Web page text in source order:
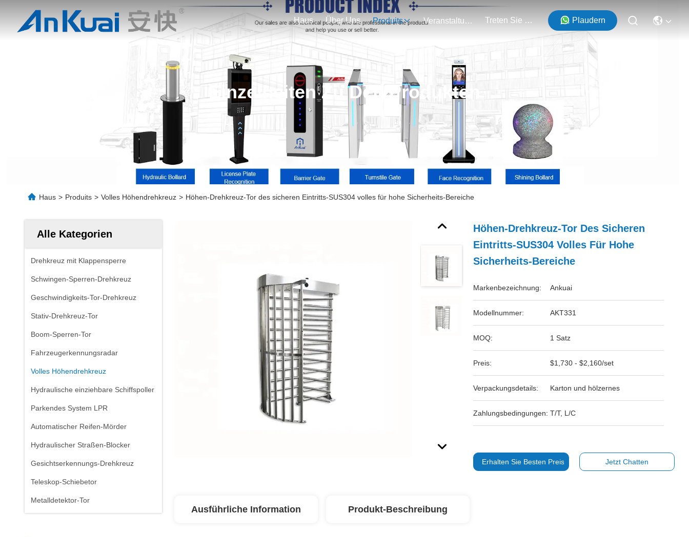
Haus Über Uns Produits Veranstaltungen Treten Sie Mit Uns In Verbindung Plaudern
Einzelheiten Zu Den Produkten
Haus > Produits > Volles Höhendrehkreuz > Höhen-Drehkreuz-Tor des sicheren Eintritts-SUS304 volles für hohe Sicherheits-Bereiche
Alle Kategorien
Drehkreuz mit Klappensperre
Schwingen-Sperren-Drehkreuz
Geschwindigkeits-Tor-Drehkreuz
Stativ-Drehkreuz-Tor
Boom-Sperren-Tor
Fahrzeugerkennungsradar
Volles Höhendrehkreuz
Hydraulische einziehbare Schiffspoller
Parkendes System LPR
Automatischer Reifen-Mörder
Hydraulischer Straßen-Blocker
Gesichtserkennungs-Drehkreuz
Teleskop-Schiebetor
Metalldetektor-Tor
Höhen-Drehkreuz-Tor Des Sicheren
Eintritts-SUS304 Volles Für Hohe
Sicherheits-Bereiche
Markenbezeichnung: Ankuai
Modellnummer: AKT331
MOQ: 1 Satz
Preis: $1,730 - $2,160/set
Verpackungsdetails: Karton und hölzernes
Zahlungsbedingungen: T/T, L/C
Erhalten Sie Besten Preis Jetzt Chatten
Ausführliche Information Produkt-Beschreibung